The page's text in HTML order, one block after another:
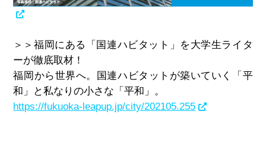
＞＞福岡にある「国連ハビタット」を大学生ライタ
ーが徹底取材！
福岡から世界へ。国連ハビタットが築いていく「平
和」と私なりの小さな「平和」。
https://fukuoka-leapup.jp/city/202105.255